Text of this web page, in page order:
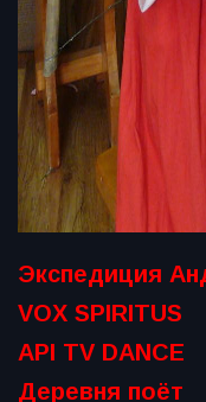
Экспедиция
VOX SPIRITUS
API TV DANCE
Деревня поёт